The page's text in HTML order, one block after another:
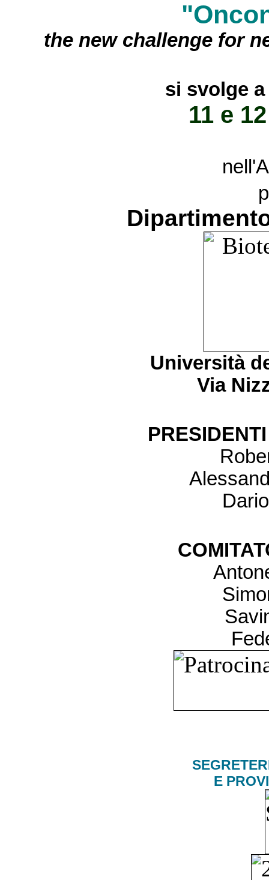
"
the new challenge for
si svolge
11 e
Università
Via
E